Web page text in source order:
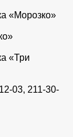
«Морозко»
«Три
03, 211-30-